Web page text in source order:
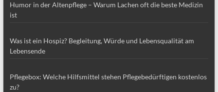
Humor in der Altenpflege – Warum Lachen oft die beste Medizin
ist
Was ist ein Hospiz? Begleitung, Würde und Lebensqualität am
Lebensende
Pflegebox: Welche Hilfsmittel stehen Pflegebedürftigen kostenlos
zu?